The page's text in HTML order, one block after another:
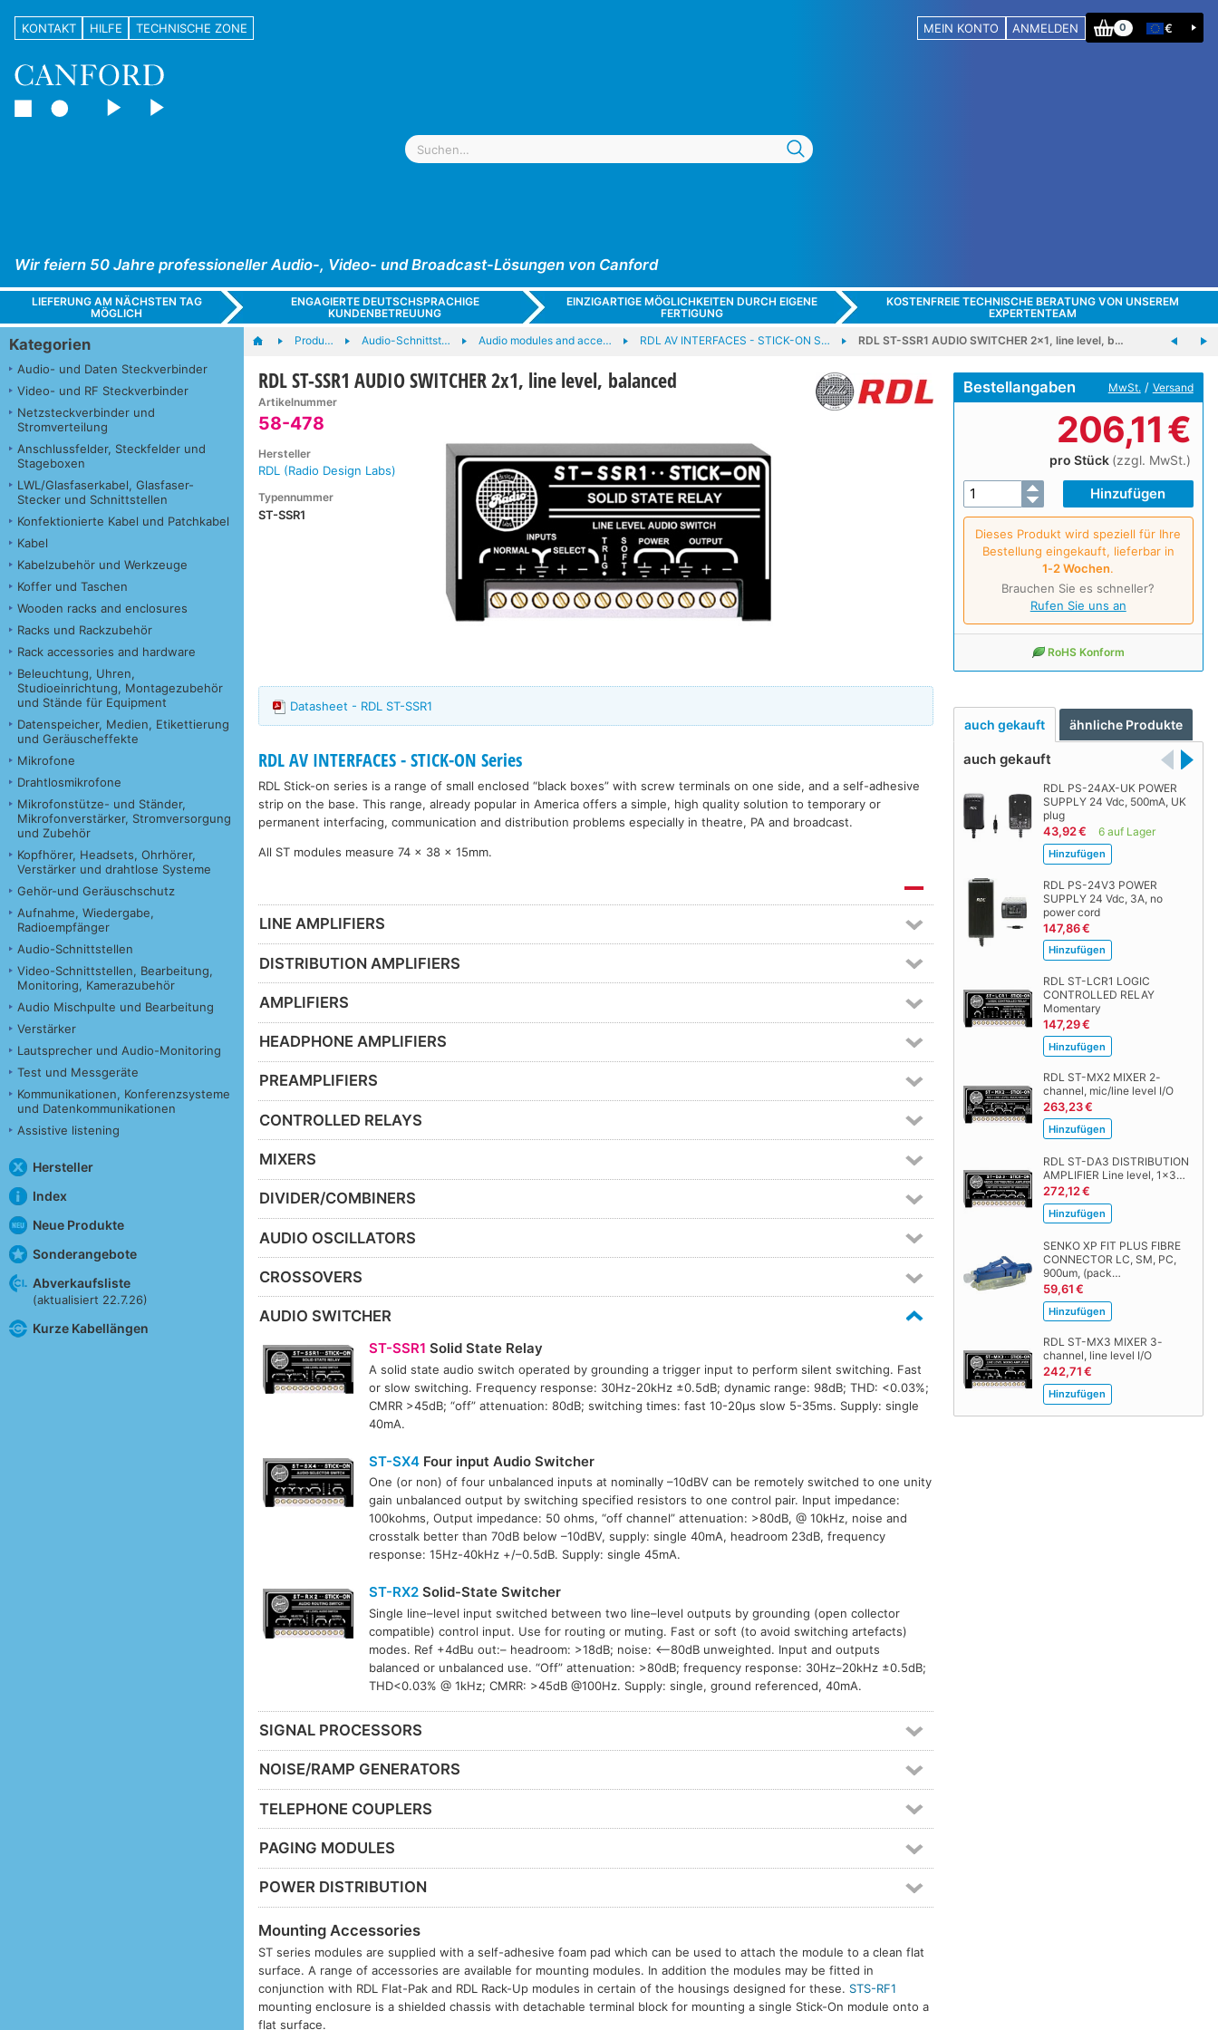
KONTAKT HILFE TECHNISCHE ZONE MEIN KONTO ANMELDEN 0 €
Wir feiern 50 Jahre professioneller Audio-, Video- und Broadcast-Lösungen von Canford
LIEFERUNG AM NÄCHSTEN TAG
MÖGLICH
ENGAGIERTE DEUTSCHSPRACHIGE
KUNDENBETREUUNG
EINZIGARTIGE MÖGLICHKEITEN DURCH EIGENE
FERTIGUNG
KOSTENFREIE TECHNISCHE BERATUNG VON UNSEREM
EXPERTENTEAM
Kategorien
Audio- und Daten Steckverbinder
Video- und RF Steckverbinder
Netzsteckverbinder und
Stromverteilung
Anschlussfelder, Steckfelder und
Stageboxen
LWL/Glasfaserkabel, Glasfaser-
Stecker und Schnittstellen
Konfektionierte Kabel und Patchkabel
Kabel
Kabelzubehör und Werkzeuge
Koffer und Taschen
Wooden racks and enclosures
Racks und Rackzubehör
Rack accessories and hardware
Beleuchtung, Uhren,
Studioeinrichtung, Montagezubehör
und Stände für Equipment
Datenspeicher, Medien, Etikettierung
und Geräuscheffekte
Mikrofone
Drahtlosmikrofone
Mikrofonstütze- und Ständer,
Mikrofonverstärker, Stromversorgung
und Zubehör
Kopfhörer, Headsets, Ohrhörer,
Verstärker und drahtlose Systeme
Gehör-und Geräuschschutz
Aufnahme, Wiedergabe,
Radioempfänger
Audio-Schnittstellen
Video-Schnittstellen, Bearbeitung,
Monitoring, Kamerazubehör
Audio Mischpulte und Bearbeitung
Verstärker
Lautsprecher und Audio-Monitoring
Test und Messgeräte
Kommunikationen, Konferenzsysteme
und Datenkommunikationen
Assistive listening
Hersteller
Index
Neue Produkte
Sonderangebote
Abverkaufsliste
(aktualisiert 22.7.26)
Kurze Kabellängen
Produ… Audio-Schnittst… Audio modules and acce… RDL AV INTERFACES - STICK-ON S… RDL ST-SSR1 AUDIO SWITCHER 2x1, line level, b…
RDL ST-SSR1 AUDIO SWITCHER 2x1, line level, balanced
Artikelnummer
58-478
Hersteller
RDL (Radio Design Labs)
Typennummer
ST-SSR1
Bestellangaben MwSt. / Versand
206,11€
pro Stück (zzgl. MwSt.)
Dieses Produkt wird speziell für Ihre
Bestellung eingekauft, lieferbar in
1‑2 Wochen.
Brauchen Sie es schneller?
Rufen Sie uns an
RoHS Konform
auch gekauft ähnliche Produkte
auch gekauft
RDL PS-24AX-UK POWER
SUPPLY 24 Vdc, 500mA, UK
plug
43,92 € 6 auf Lager
RDL PS-24V3 POWER
SUPPLY 24 Vdc, 3A, no
power cord
147,86 €
RDL ST-LCR1 LOGIC
CONTROLLED RELAY
Momentary
147,29 €
RDL ST-MX2 MIXER 2-
channel, mic/line level I/O
263,23 €
RDL ST-DA3 DISTRIBUTION
AMPLIFIER Line level, 1x3…
272,12 €
SENKO XP FIT PLUS FIBRE
CONNECTOR LC, SM, PC,
900um, (pack…
59,61 €
RDL ST-MX3 MIXER 3-
channel, line level I/O
242,71 €
Datasheet - RDL ST-SSR1
RDL AV INTERFACES - STICK-ON Series
RDL Stick-on series is a range of small enclosed “black boxes” with screw terminals on one side, and a self-adhesive
strip on the base. This range, already popular in America offers a simple, high quality solution to temporary or
permanent interfacing, communication and distribution problems especially in theatre, PA and broadcast.
All ST modules measure 74 x 38 x 15mm.
LINE AMPLIFIERS
DISTRIBUTION AMPLIFIERS
AMPLIFIERS
HEADPHONE AMPLIFIERS
PREAMPLIFIERS
CONTROLLED RELAYS
MIXERS
DIVIDER/COMBINERS
AUDIO OSCILLATORS
CROSSOVERS
AUDIO SWITCHER
ST-SSR1 Solid State Relay
A solid state audio switch operated by grounding a trigger input to perform silent switching. Fast
or slow switching. Frequency response: 30Hz-20kHz ±0.5dB; dynamic range: 98dB; THD: <0.03%;
CMRR >45dB; “off” attenuation: 80dB; switching times: fast 10-20µs slow 5-35ms. Supply: single
40mA.
ST-SX4Four input Audio Switcher
One (or non) of four unbalanced inputs at nominally –10dBV can be remotely switched to one unity
gain unbalanced output by switching specified resistors to one control pair. Input impedance:
100kohms, Output impedance: 50 ohms, “off channel” attenuation: >80dB, @ 10kHz, noise and
crosstalk better than 70dB below –10dBV, supply: single 40mA, headroom 23dB, frequency
response: 15Hz-40kHz +/–0.5dB. Supply: single 45mA.
ST-RX2Solid-State Switcher
Single line–level input switched between two line–level outputs by grounding (open collector
compatible) control input. Use for routing or muting. Fast or soft (to avoid switching artefacts)
modes. Ref +4dBu out:– headroom: >18dB; noise: <–80dB unweighted. Input and outputs
balanced or unbalanced use. “Off” attenuation: >80dB; frequency response: 30Hz–20kHz ±0.5dB;
THD<0.03% @ 1kHz; CMRR: >45dB @100Hz. Supply: single, ground referenced, 40mA.
SIGNAL PROCESSORS
NOISE/RAMP GENERATORS
TELEPHONE COUPLERS
PAGING MODULES
POWER DISTRIBUTION
Mounting Accessories
ST series modules are supplied with a self-adhesive foam pad which can be used to attach the module to a clean flat
surface. A range of accessories are available for mounting modules. In addition the modules may be fitted in
conjunction with RDL Flat-Pak and RDL Rack-Up modules in certain of the housings designed for these. STS-RF1
mounting enclosure is a shielded chassis with detachable terminal block for mounting a single Stick-On module onto a
flat surface.